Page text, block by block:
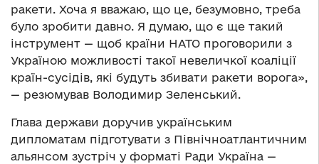
ракети. Хоча я вважаю, що це, безумовно, треба
було зробити давно. Я думаю, що є ще такий
інструмент — щоб країни НАТО проговорили з
Україною можливості такої невеличкої коаліції
країн-сусідів, які будуть збивати ракети ворога»,
— резюмував Володимир Зеленський.
Глава держави доручив українським
дипломатам підготувати з Північноатлантичним
альянсом зустріч у форматі Ради Україна —